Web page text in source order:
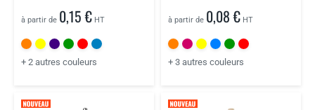
à partir de 0,15 € HT
+ 2 autres couleurs
à partir de 0,08 € HT
+ 3 autres couleurs